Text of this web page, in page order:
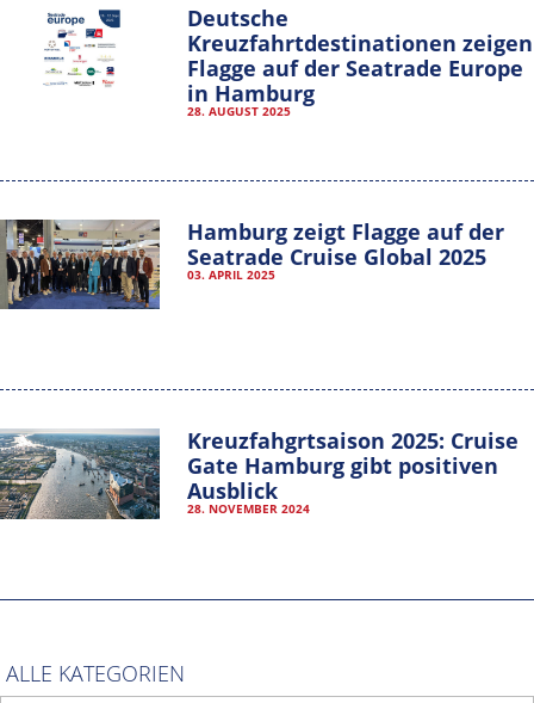
Deutsche
Kreuzfahrtdestinationen zeigen
Flagge auf der Seatrade Europe
in Hamburg
28. AUGUST 2025
Hamburg zeigt Flagge auf der
Seatrade Cruise Global 2025
03. APRIL 2025
Kreuzfahgrtsaison 2025: Cruise
Gate Hamburg gibt positiven
Ausblick
28. NOVEMBER 2024
ALLE KATEGORIEN
Hamburg Cruise Net e. V.